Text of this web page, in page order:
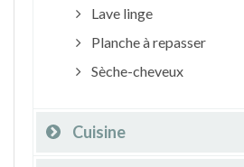
Lave linge
Planche à repasser
Sèche-cheveux
Cuisine